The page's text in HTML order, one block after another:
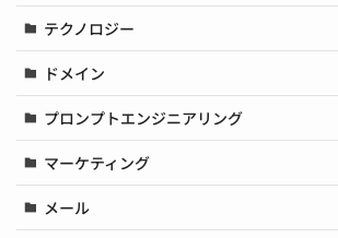
テクノロジー
ドメイン
プロンプトエンジニアリング
マーケティング
メール